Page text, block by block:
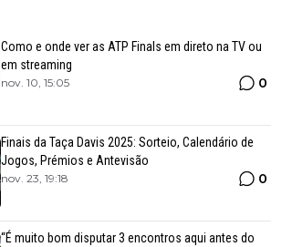
Como e onde ver as ATP Finals em direto na TV ou
em streaming
nov. 10, 15:05 0
Finais da Taça Davis 2025: Sorteio, Calendário de
Jogos, Prémios e Antevisão
nov. 23, 19:18 0
“É muito bom disputar 3 encontros aqui antes do